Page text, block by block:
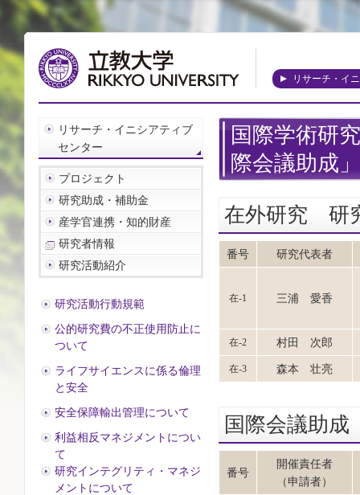
リサーチ・イ
国際学術研
際会議助成
在外研究 研
番号 研究代表者
在-1 三浦 愛香
在-2 村田 次郎
在-3 森本 壮亮
国際会議助
番号
開催責任者
（申請者）
リサーチ・イニシアティブ
センター
プロジェクト
研究助成・補助金
産学官連携・知的財産
研究者情報
研究活動紹介
研究活動行動規範
公的研究費の不正使用防止に
ついて
ライフサイエンスに係る倫理
と安全
安全保障輸出管理について
利益相反マネジメントについ
て
研究インテグリティ・マネジ
メントについて